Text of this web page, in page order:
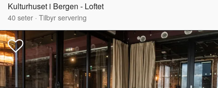
Kulturhuset i Bergen - Loftet
40seter · Tilbyr servering